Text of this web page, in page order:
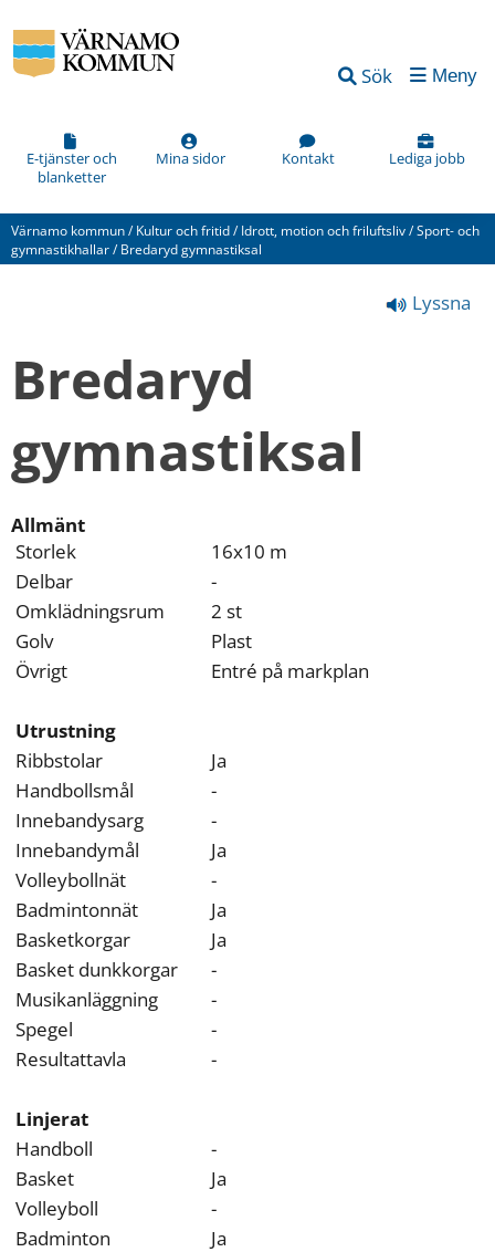
Sök Meny
E-tjänster och
blanketter
Mina sidor Kontakt Lediga jobb
Värnamo kommun/ Kultur och fritid/ Idrott, motion och friluftsliv/Sport- och
gymnastikhallar/ Bredaryd gymnastiksal
Lyssna
Bredaryd
gymnastiksal
Allmänt
Storlek
16x10 m
Delbar
-
Omklädningsrum
2 st
Golv
Plast
Övrigt
Entré på markplan
Utrustning
Ribbstolar
Ja
Handbollsmål
-
Innebandysarg
-
Innebandymål
Ja
Volleybollnät
-
Badmintonnät
Ja
Basketkorgar
Ja
Basket dunkkorgar
-
Musikanläggning
-
Spegel
-
Resultattavla
-
Linjerat
Handboll
-
Basket
Ja
Volleyboll
-
Badminton
Ja
Vad
kan
förbättra
den
här
(obligatorisk)
Hur
vi
göra
informationen
bättre
för
dig?
Webbadress
till
bifogas
meddelandet.